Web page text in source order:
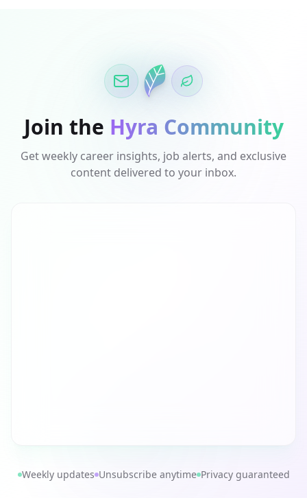
Join the Hyra Community
Get weekly career insights, job alerts, and exclusive
content delivered to your inbox.
Weekly updates Unsubscribe anytime Privacy guaranteed